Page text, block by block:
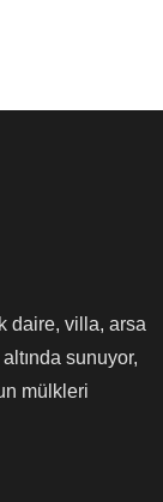
daire, villa, arsa
sunuyor,
mülkleri